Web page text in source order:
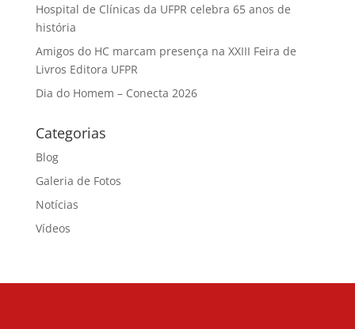
Hospital de Clínicas da UFPR celebra 65 anos de
história
Amigos do HC marcam presença na XXIII Feira de
Livros Editora UFPR
Dia do Homem – Conecta 2026
Categorias
Blog
Galeria de Fotos
Notícias
Vídeos